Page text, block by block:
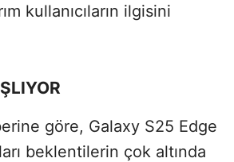
kullanıcıların ilgisini
göre, Galaxy S25 Edge
beklentilerin çok altında